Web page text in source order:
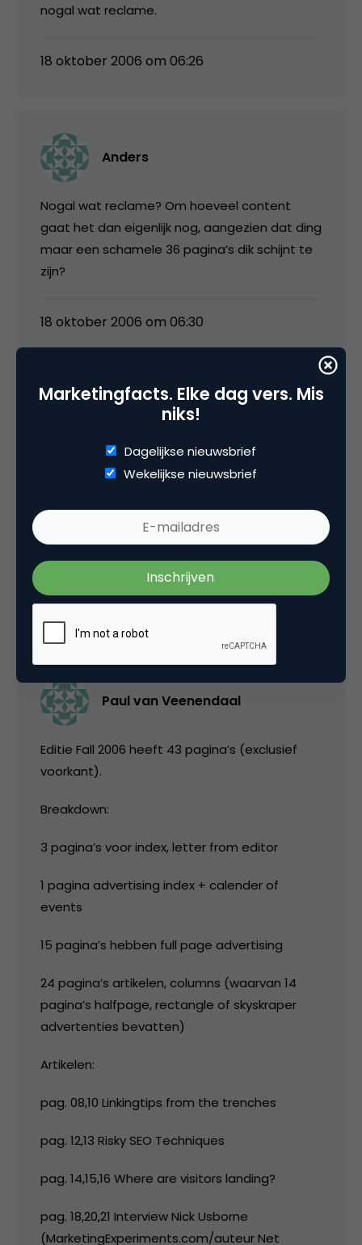
nogal wat reclame.
18 oktober 2006 om 06:26
Anders
Nogal wat reclame? Om hoeveel content
gaat het dan eigenlijk nog, aangezien dat ding
maar een schamele 36 pagina’s dik schijnt te
zijn?
18 oktober 2006 om 06:30
Karel Kolb | Feeder
Anders, ik vind 36 pagina’s voor een relatief
winstgevend weg te zetten moet je al heel
wat abonnees of adverteerders aan je
18 oktober 2006 om 06:48
Paul van Veenendaal
Editie Fall 2006 heeft 43 pagina’s (exclusief
voorkant).
Breakdown:
3 pagina’s voor index, letter from editor
1 pagina advertising index + calender of
events
15 pagina’s hebben full page advertising
24 pagina’s artikelen, columns (waarvan 14
pagina’s halfpage, rectangle of skyskraper
advertenties bevatten)
Artikelen:
pag. 08,10 Linkingtips from the trenches
pag. 12,13 Risky SEO Techniques
pag. 14,15,16 Where are visitors landing?
pag. 18,20,21 Interview Nick Usborne
(MarketingExperiments.com/auteur Net
Marketingfacts. Elke dag vers. Mis
niks!
Dagelijkse nieuwsbrief
Wekelijkse nieuwsbrief